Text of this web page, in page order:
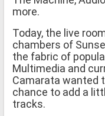
more.
Today, the live
chambers of
the fabric of
Multimedia and
Camarata wanted
chance to add a
tracks.